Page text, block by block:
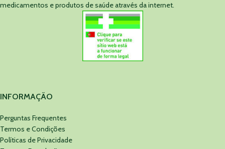
medicamentos e produtos de saúde através da internet.
INFORMAÇÃO
Perguntas Frequentes
Termos e Condições
Políticas de Privacidade